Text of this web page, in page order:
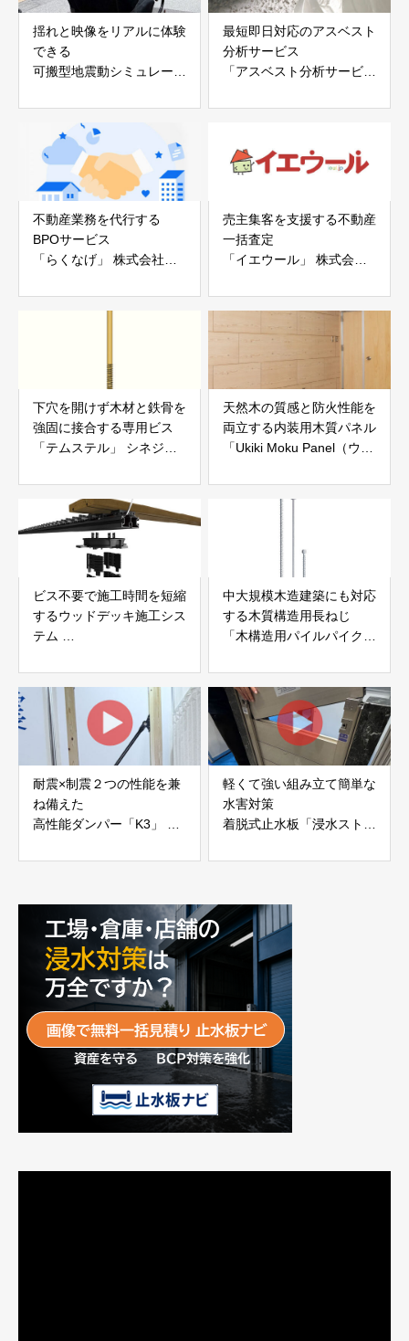
揺れと映像をリアルに体験
できる
可搬型地震動シミュレータ
白山工業株式会社
最短即日対応のアスベスト
分析サービス
「アスベスト分析サービ
不動産業務を代行する
BPOサービス
「らくなげ」 株式会社い
売主集客を支援する不動産
一括査定
「イエウール」 株式会社
下穴を開けず木材と鉄骨を
強固に接合する専用ビス
「テムステル」 シネジッ
天然木の質感と防火性能を
両立する内装用木質パネル
「Ukiki Moku Panel（ウキ
社サンパテック
ビス不要で施工時間を短縮
するウッドデッキ施工シス
テム
JAPAN
中大規模木造建築にも対応
する木質構造用長ねじ
「木構造用パイルパイクビ
耐震×制震２つの性能を兼
ね備えた
高性能ダンパー「K3」 富
軽くて強い組み立て簡単な
水害対策
着脱式止水板「浸水ストッ
富士工業株式会社